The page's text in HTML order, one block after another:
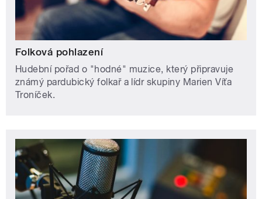
Folková pohlazení
Hudební pořad o "hodné" muzice, který připravuje
známý pardubický folkař a lídr skupiny Marien Víťa
Troníček.